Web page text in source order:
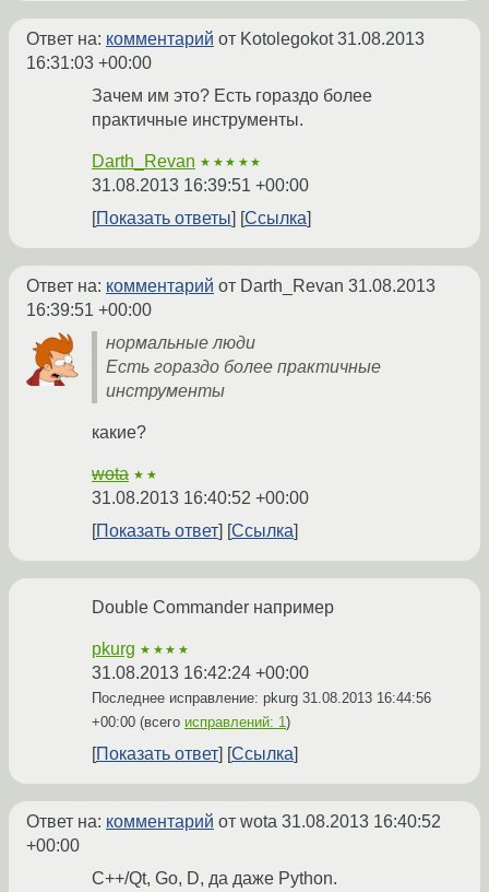
Ответ на: комментарий от Kotolegokot31.08.2013
16:31:03 +00:00
Зачем им это? Есть гораздо более
практичные инструменты.
Darth_Revan ★★★★★
31.08.2013 16:39:51 +00:00
Показать ответы
Ссылка
Ответ на: комментарий от Darth_Revan 31.08.2013
16:39:51 +00:00
нормальные люди
Есть гораздо более практичные
инструменты
какие?
wota ★★
31.08.2013 16:40:52 +00:00
Показать ответ
Ссылка
Double Commander например
pkurg ★★★★
31.08.2013 16:42:24 +00:00
Последнее исправление: pkurg 31.08.2013 16:44:56
+00:00 (всего исправлений: 1)
Показать ответ Ссылка
Ответ на: комментарий от wota 31.08.2013 16:40:52
+00:00
C++/Qt, Go, D, да даже Python.